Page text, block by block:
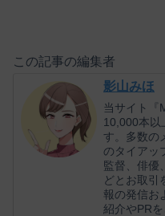
この記事の編集者
影山みほ
当サイト『
10,000本以
す。多数の
のタイアッ
監督、俳優
どとお取引
報の発信お
紹介やPR